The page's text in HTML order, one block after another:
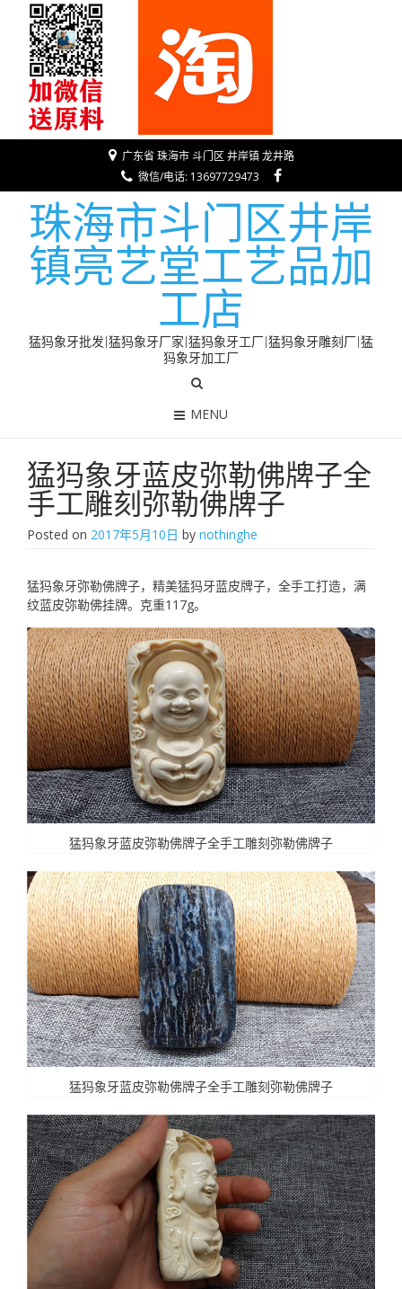
广东省 珠海市 斗门区 井岸镇 龙井路
微信/电话: 13697729473
珠海市斗门区井岸
镇亮艺堂工艺品加
工店
猛犸象牙批发|猛犸象牙厂家|猛犸象牙工厂|猛犸象牙雕刻厂|猛
犸象牙加工厂
MENU
猛犸象牙蓝皮弥勒佛牌子全
手工雕刻弥勒佛牌子
Posted on 2017年5月10日 by nothinghe
猛犸象牙弥勒佛牌子，精美猛犸牙蓝皮牌子，全手工打造，满
纹蓝皮弥勒佛挂牌。克重117g。
猛犸象牙蓝皮弥勒佛牌子全手工雕刻弥勒佛牌子
猛犸象牙蓝皮弥勒佛牌子全手工雕刻弥勒佛牌子